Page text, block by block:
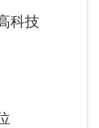
科技